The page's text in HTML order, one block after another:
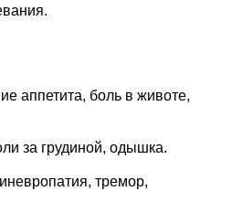
аппетита, боль в животе,
за грудиной, одышка.
тремор,